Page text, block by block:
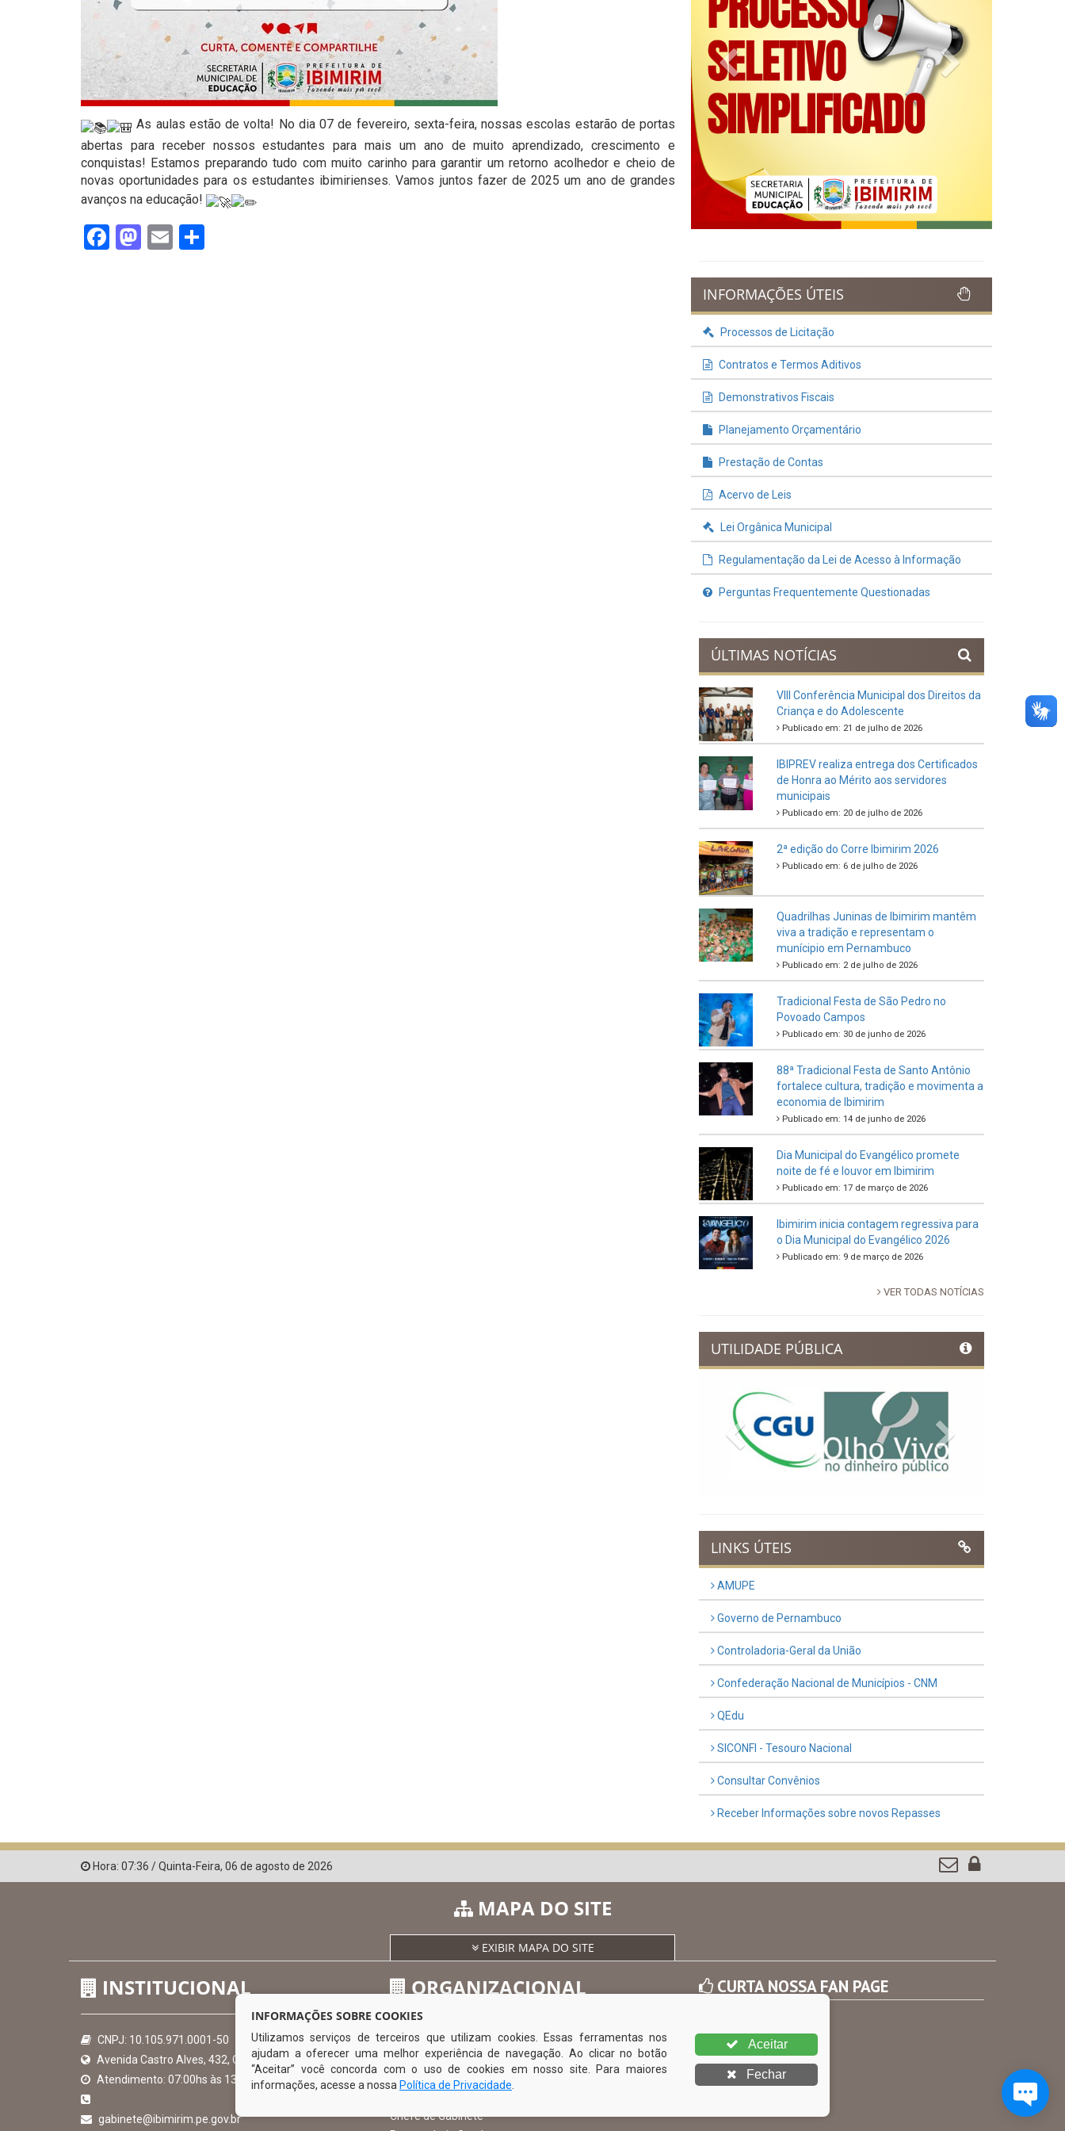
As aulas estão de volta! No dia 07 de fevereiro, sexta-feira, nossas escolas estarão de portas
abertas para receber nossos estudantes para mais um ano de muito aprendizado, crescimento e
conquistas! Estamos preparando tudo com muito carinho para garantir um retorno acolhedor e cheio de
novas oportunidades para os estudantes ibimirienses. Vamos juntos fazer de 2025 um ano de grandes
avanços na educação!
Facebook
Mastodon
Email
Previous Next
INFORMAÇÕES ÚTEIS
Processos de Licitação
Contratos e Termos Aditivos
Demonstrativos Fiscais
Planejamento Orçamentário
Prestação de Contas
Acervo de Leis
Lei Orgânica Municipal
Regulamentação da Lei de Acesso à Informação
Perguntas Frequentemente Questionadas
ÚLTIMAS NOTÍCIAS
VIII Conferência Municipal dos Direitos da
Criança e do Adolescente
Publicado em: 21 de julho de 2026
IBIPREV realiza entrega dos Certificados
de Honra ao Mérito aos servidores
municipais
Publicado em: 20 de julho de 2026
2ª edição do Corre Ibimirim 2026
Publicado em: 6 de julho de 2026
Quadrilhas Juninas de Ibimirim mantêm
viva a tradição e representam o
munícipio em Pernambuco
Publicado em: 2 de julho de 2026
Tradicional Festa de São Pedro no
Povoado Campos
Publicado em: 30 de junho de 2026
88ª Tradicional Festa de Santo Antônio
fortalece cultura, tradição e movimenta a
economia de Ibimirim
Publicado em: 14 de junho de 2026
Dia Municipal do Evangélico promete
noite de fé e louvor em Ibimirim
Publicado em: 17 de março de 2026
Ibimirim inicia contagem regressiva para
o Dia Municipal do Evangélico 2026
Publicado em: 9 de março de 2026
VER TODAS NOTÍCIAS
UTILIDADE PÚBLICA
Previous
LINKS ÚTEIS
AMUPE
Governo de Pernambuco
Controladoria-Geral da União
Confederação Nacional de Municípios - CNM
QEdu
SICONFI - Tesouro Nacional
Consultar Convênios
Receber Informações sobre novos Repasses
Hora: 07:36 /Quinta-Feira, 06 de agosto de 2026
MAPA DO SITE
EXIBIR MAPA DO SITE
INSTITUCIONAL
CNPJ: 10.105.971.0001-50
Avenida Castro Alves, 432, Centro - CEP: 56-580-000
Atendimento: 07:00hs às 13:00hs
gabinete@ibimirim.pe.gov.br
ORGANIZACIONAL
O Prefeito
Vice Prefeito
Ouvidoria Municipal
Chefe de Gabinete
CURTA NOSSA FAN PAGE
INFORMAÇÕES SOBRE COOKIES
Utilizamos serviços de terceiros que utilizam cookies. Essas ferramentas nos
ajudam a oferecer uma melhor experiência de navegação. Ao clicar no botão
“Aceitar” você concorda com o uso de cookies em nosso site. Para maiores
informações, acesse a nossa Política de Privacidade
Aceitar
Fechar